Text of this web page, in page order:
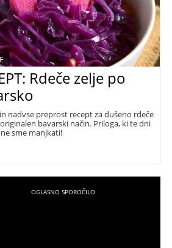
Rdeče zelje po
nadvse preprost recept za dušeno rdeče
bavarski način. Priloga, ki te dni
sme manjkati!